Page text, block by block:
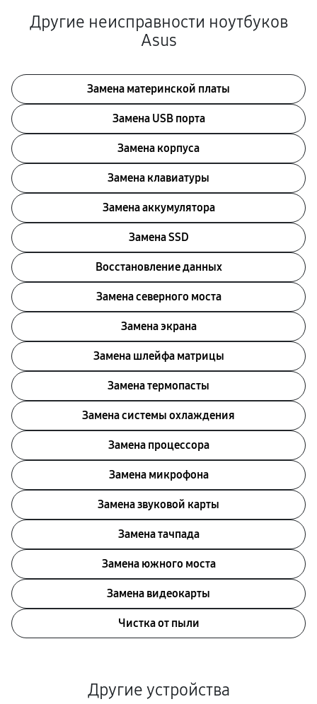
Другие неисправности ноутбуков
Asus
Замена материнской платы
Замена USB порта
Замена корпуса
Замена клавиатуры
Замена аккумулятора
Замена SSD
Восстановление данных
Замена северного моста
Замена экрана
Замена шлейфа матрицы
Замена термопасты
Замена системы охлаждения
Замена процессора
Замена микрофона
Замена звуковой карты
Замена тачпада
Замена южного моста
Замена видеокарты
Чистка от пыли
Другие устройства